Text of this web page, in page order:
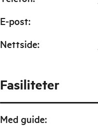
E-post:
Nettside:
Fasiliteter
Med guide: